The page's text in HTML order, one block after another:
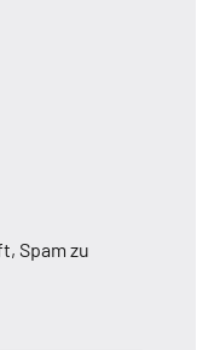
Spam zu